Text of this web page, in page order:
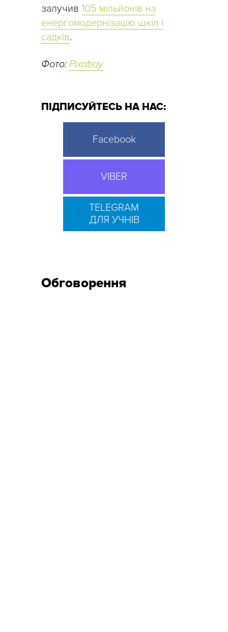
залучив 105 мільйонів на
енергомодернізацію шкіл і
садків.
Фото: Pixabay
ПІДПИСУЙТЕСЬ НА НАС:
Facebook
VIBER
TELEGRAM
ДЛЯ УЧНІВ
Обговорення